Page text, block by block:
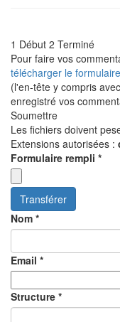
1 Début 2 Terminé
Pour faire vos
télécharger le
(l'en-tête y compris
enregistré vos
Soumettre
Les fichiers doivent
Extensions autorisées :
Formulaire rempli *
Transférer
Nom *
Email *
Structure *